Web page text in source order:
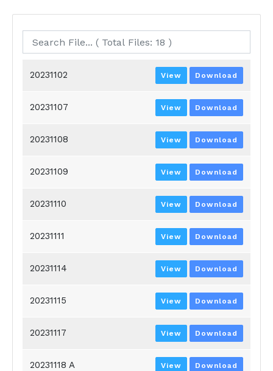
20231102 View Download
20231107 View Download
20231108 View Download
20231109 View Download
20231110 View Download
20231111 View Download
20231114 View Download
20231115 View Download
20231117 View Download
20231118 A View Download